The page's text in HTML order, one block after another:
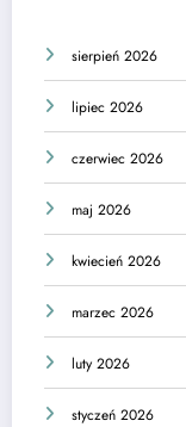
sierpień 2026
lipiec 2026
czerwiec 2026
maj 2026
kwiecień 2026
marzec 2026
luty 2026
styczeń 2026